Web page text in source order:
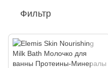
Фильтр